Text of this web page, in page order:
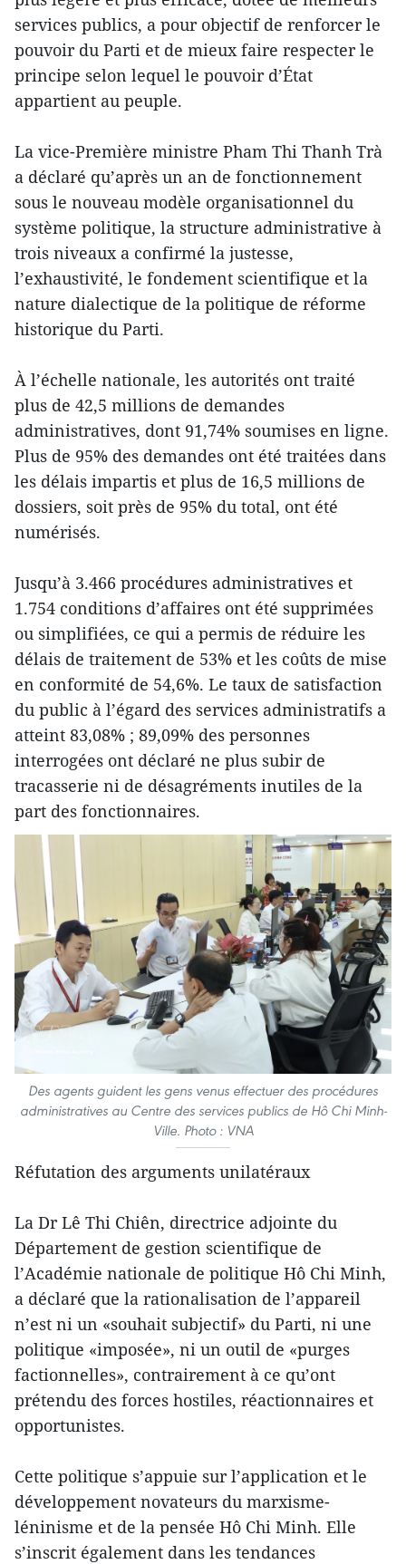
services publics, a pour objectif de renforcer le
pouvoir du Parti et de mieux faire respecter le
principe selon lequel le pouvoir d’État
appartient au peuple.
La vice-Première ministre Pham Thi Thanh Trà
a déclaré qu’après un an de fonctionnement
sous le nouveau modèle organisationnel du
système politique, la structure administrative à
trois niveaux a confirmé la justesse,
l’exhaustivité, le fondement scientifique et la
nature dialectique de la politique de réforme
historique du Parti.
À l’échelle nationale, les autorités ont traité
plus de 42,5 millions de demandes
administratives, dont 91,74% soumises en ligne.
Plus de 95% des demandes ont été traitées dans
les délais impartis et plus de 16,5 millions de
dossiers, soit près de 95% du total, ont été
numérisés.
Jusqu’à 3.466 procédures administratives et
1.754 conditions d’affaires ont été supprimées
ou simplifiées, ce qui a permis de réduire les
délais de traitement de 53% et les coûts de mise
en conformité de 54,6%. Le taux de satisfaction
du public à l’égard des services administratifs a
atteint 83,08% ; 89,09% des personnes
interrogées ont déclaré ne plus subir de
tracasserie ni de désagréments inutiles de la
part des fonctionnaires.
Des agents guident les gens venus effectuer des procédures
administratives au Centre des services publics de Hô Chi Minh-
Ville. Photo : VNA
Réfutation des arguments unilatéraux
La Dr Lê Thi Chiên, directrice adjointe du
Département de gestion scientifique de
l’Académie nationale de politique Hô Chi Minh,
a déclaré que la rationalisation de l’appareil
n’est ni un «souhait subjectif» du Parti, ni une
politique «imposée», ni un outil de «purges
factionnelles», contrairement à ce qu’ont
prétendu des forces hostiles, réactionnaires et
opportunistes.
Cette politique s’appuie sur l’application et le
développement novateurs du marxisme-
léninisme et de la pensée Hô Chi Minh. Elle
s’inscrit également dans les tendances